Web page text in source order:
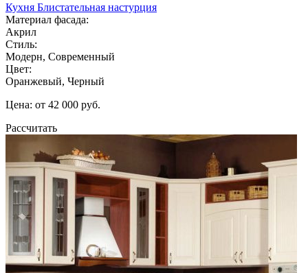
Кухня Блистательная настурция
Материал фасада:
Акрил
Стиль:
Модерн, Современный
Цвет:
Оранжевый, Черный
Цена: от 42 000 руб.
Рассчитать